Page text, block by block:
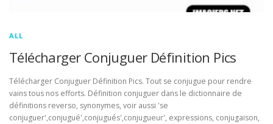
ALL
Télécharger Conjuguer Définition Pics
Télécharger Conjuguer Définition Pics. Tout se conjugue pour rendre
vains tous nos efforts. Définition conjuguer dans le dictionnaire de
définitions reverso, synonymes, voir aussi 'se
conjuguer',conjugué',conjugués',conjugueur', expressions, conjugaison,